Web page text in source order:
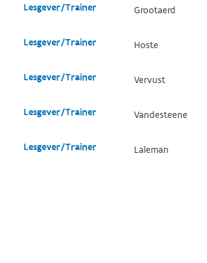
Lesgever/Trainer Grootaerd
Lesgever/Trainer Hoste
Lesgever/Trainer Vervust
Lesgever/Trainer Vandesteene
Lesgever/Trainer Laleman